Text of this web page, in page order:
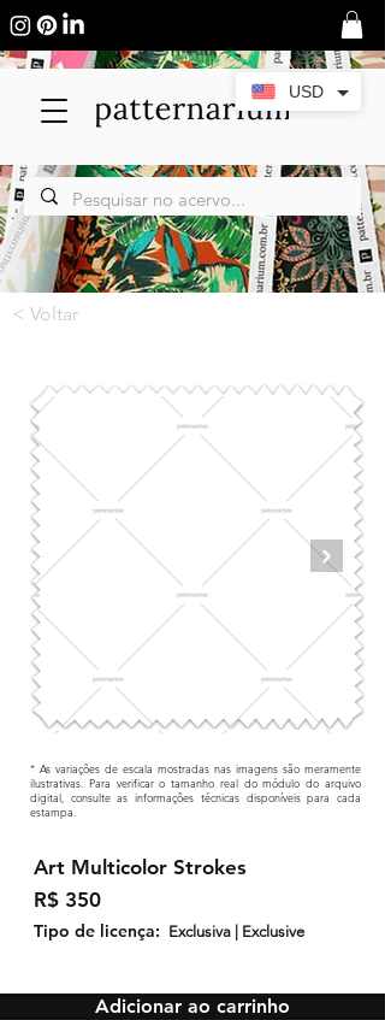
< Voltar
* As variações de escala mostradas nas imagens são meramente
ilustrativas. Para verificar o tamanho real do módulo do arquivo
digital, consulte as informações técnicas disponíveis para cada
estampa.
Art Multicolor Strokes
R$ 350
Tipo de licença: Exclusiva | Exclusive
Adicionar ao carrinho
USD